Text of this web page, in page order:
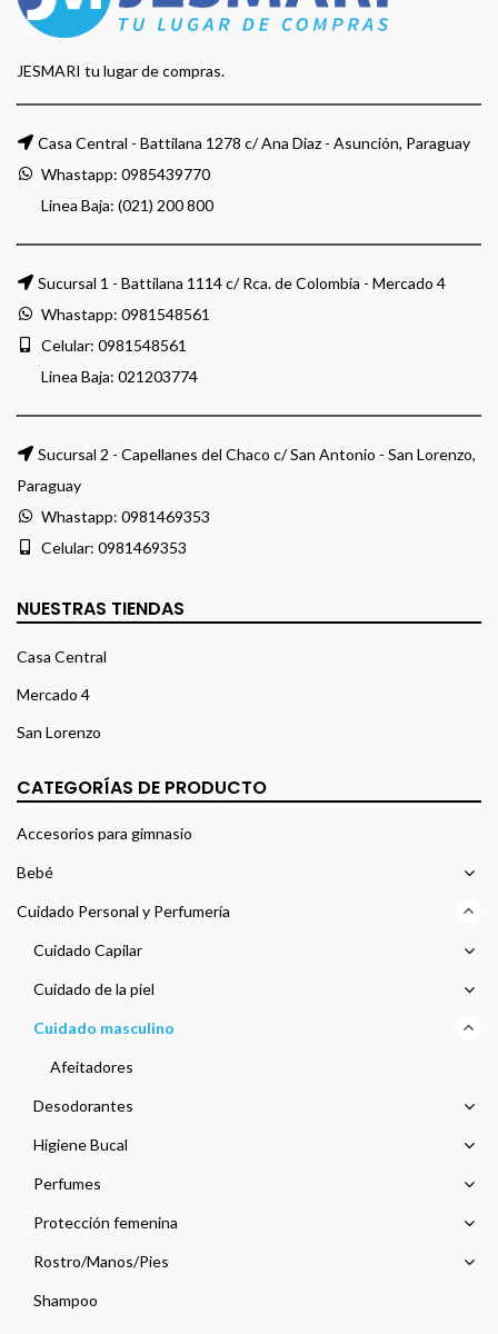
JESMARI tu lugar de compras.
Casa Central - Battilana 1278 c/ Ana Diaz - Asunción, Paraguay
Whastapp: 0985439770
Linea Baja: (021) 200 800
Sucursal 1 - Battilana 1114 c/ Rca. de Colombia - Mercado 4
Whastapp: 0981548561
Celular: 0981548561
Linea Baja: 021203774
Sucursal 2 - Capellanes del Chaco c/ San Antonio - San Lorenzo,
Paraguay
Whastapp: 0981469353
Celular: 0981469353
NUESTRAS TIENDAS
Casa Central
Mercado 4
San Lorenzo
CATEGORÍAS DE PRODUCTO
Accesorios para gimnasio
Bebé
Cuidado Personal y Perfumería
Cuidado Capilar
Cuidado de la piel
Cuidado masculino
Afeitadores
Desodorantes
Higiene Bucal
Perfumes
Protección femenina
Rostro/Manos/Pies
Shampoo